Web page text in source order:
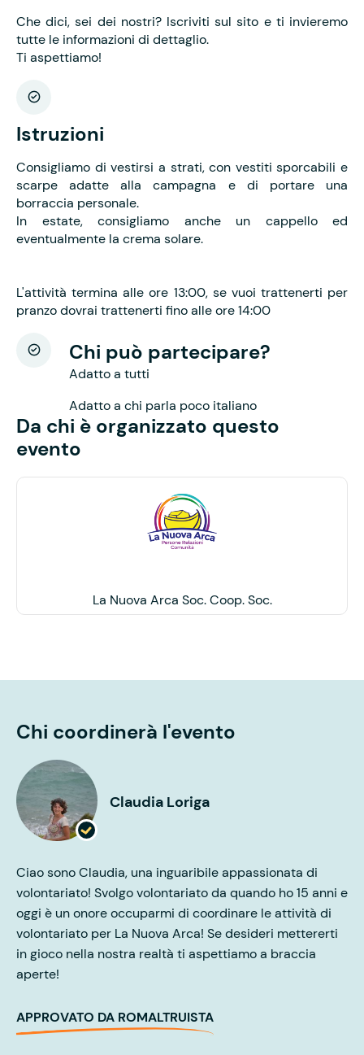
Che dici, sei dei nostri? Iscriviti sul sito e ti invieremo
tutte le informazioni di dettaglio.
Ti aspettiamo!
Istruzioni
Consigliamo di vestirsi a strati, con vestiti sporcabili e
scarpe adatte alla campagna e di portare una
borraccia personale.
In estate, consigliamo anche un cappello ed
eventualmente la crema solare.
L'attività termina alle ore 13:00, se vuoi trattenerti per
pranzo dovrai trattenerti fino alle ore 14:00
Chi può partecipare?
Adatto a tutti
Adatto a chi parla poco italiano
Da chi è organizzato questo
evento
La Nuova Arca Soc. Coop. Soc.
Chi coordinerà l'evento
Claudia Loriga
Ciao sono Claudia, una inguaribile appassionata di
volontariato! Svolgo volontariato da quando ho 15 anni e
oggi è un onore occuparmi di coordinare le attività di
volontariato per La Nuova Arca! Se desideri mettererti
in gioco nella nostra realtà ti aspettiamo a braccia
aperte!
APPROVATO DA ROMALTRUISTA